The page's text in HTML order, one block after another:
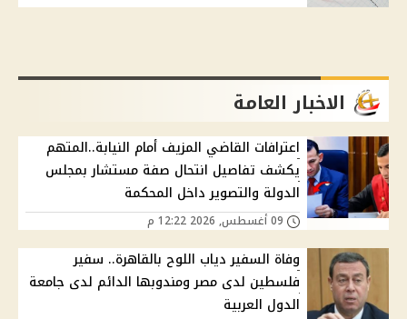
الاخبار العامة
اعترافات القاضي المزيف أمام النيابة..المتهم
يكشف تفاصيل انتحال صفة مستشار بمجلس
الدولة والتصوير داخل المحكمة
وفاة السفير دياب اللوح بالقاهرة.. سفير
فلسطين لدى مصر ومندوبها الدائم لدى جامعة
الدول العربية